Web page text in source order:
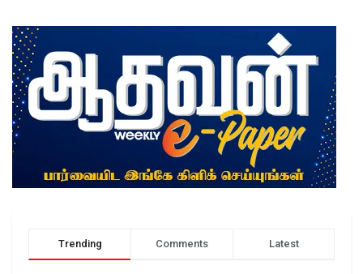
Trending Comments Latest